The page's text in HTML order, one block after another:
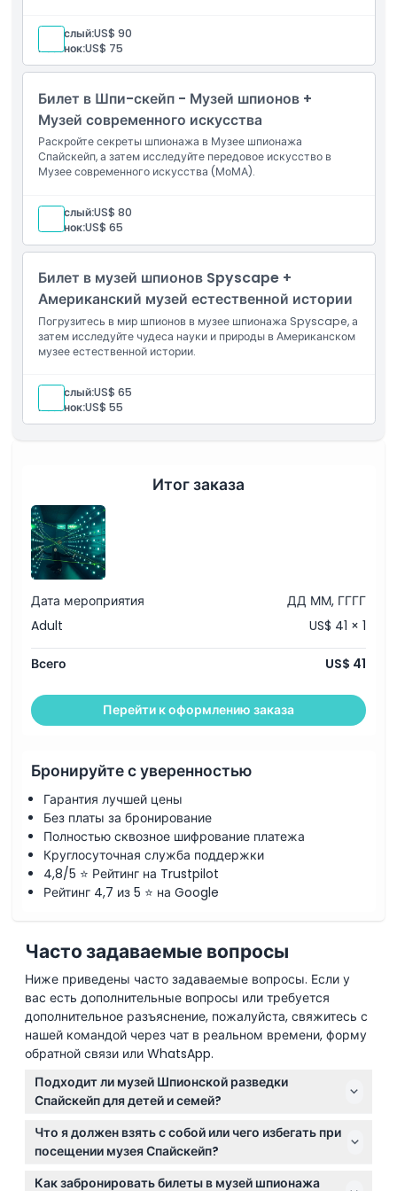
Политика отмены
Взрослый:US$ 90
Ребенок:US$ 75
Билет в Шпи-скейп - Музей шпионов +
Музей современного искусства
Раскройте секреты шпионажа в Музее шпионажа
Спайскейп, а затем исследуйте передовое искусство в
Музее современного искусства (МоМА).
Взрослый:US$ 80
Ребенок:US$ 65
Билет в музей шпионов Spyscape +
Американский музей естественной истории
Погрузитесь в мир шпионов в музее шпионажа Spyscape, а
затем исследуйте чудеса науки и природы в Американском
музее естественной истории.
Взрослый:US$ 65
Ребенок:US$ 55
Итог заказа
Дата мероприятия
ДД ММ, ГГГГ
Adult
US$ 41 × 1
Всего US$ 41
Перейти к оформлению заказа
Бронируйте с уверенностью
Гарантия лучшей цены
Без платы за бронирование
Полностью сквозное шифрование платежа
Круглосуточная служба поддержки
4,8/5 ⭐ Рейтинг на Trustpilot
Рейтинг 4,7 из 5 ⭐ на Google
Часто задаваемые вопросы
Ниже приведены часто задаваемые вопросы. Если у
вас есть дополнительные вопросы или требуется
дополнительное разъяснение, пожалуйста, свяжитесь с
нашей командой через чат в реальном времени, форму
обратной связи или WhatsApp.
Подходит ли музей Шпионской разведки
Спайскейп для детей и семей?
Спайскейп предназначен для взрослых, подростков
и детей от 8 лет и старше. Дети до 6 лет проходят
бесплатно, но дошкольникам некоторые экспонаты
могут показаться неподходящими из-за
Что я должен взять с собой или чего избегать при
посещении музея Спайскейп?
Вы можете приносить личные вещи, но большие
Как забронировать билеты в музей шпионажа